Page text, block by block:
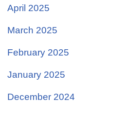
April 2025
March 2025
February 2025
January 2025
December 2024